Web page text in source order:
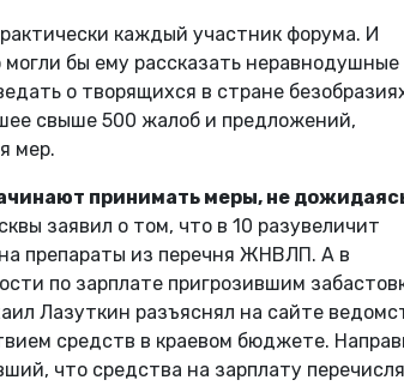
каждый участник форума. И
бы ему рассказать неравнодушные
о творящихся в стране
свыше 500 жалоб и предложений,
мер.
принимать меры, не
заявил о том, что в 10 разувеличит
препараты из перечня ЖНВЛП. А в
по зарплате пригрозившим
Лазуткин разъяснял на сайте
средств в краевом бюджете.
что средства на зарплату